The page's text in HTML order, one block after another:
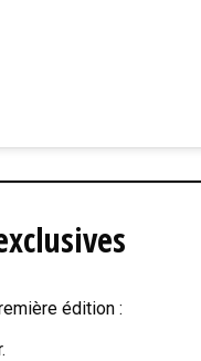
édition :